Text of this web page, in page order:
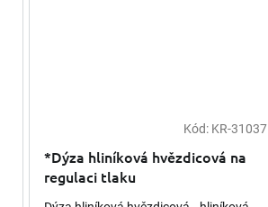
Kód: KR-31037
*Dýza hliníková hvězdicová na
regulaci tlaku